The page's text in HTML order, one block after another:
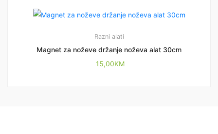
Razni alati
Magnet za noževe držanje noževa alat 30cm
15,00KM